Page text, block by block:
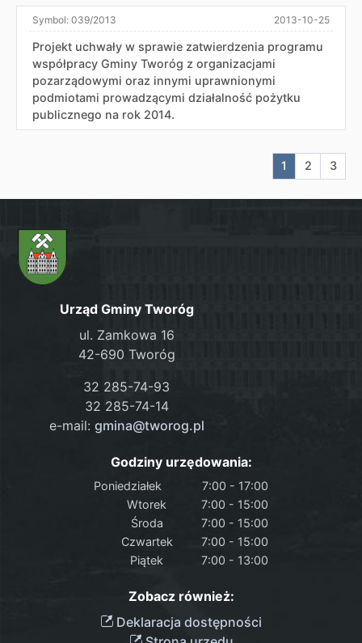
Symbol: 039/2013 2013-10-25
Projekt uchwały w sprawie zatwierdzenia programu
współpracy Gminy Tworóg z organizacjami
pozarządowymi oraz innymi uprawnionymi
podmiotami prowadzącymi działalność pożytku
publicznego na rok 2014.
Aktualna
1 Przejdź
2 3
Urząd Gminy Tworóg
ul. Zamkowa 16
42-690 Tworóg
32 285-74-93
32 285-74-14
e-mail: gmina@tworog.pl
Godziny urzędowania:
Poniedziałek
7:00 - 17:00
Wtorek
7:00 - 15:00
Środa
7:00 - 15:00
Czwartek
7:00 - 15:00
Piątek
7:00 - 13:00
Zobacz również:
Deklaracja dostępności